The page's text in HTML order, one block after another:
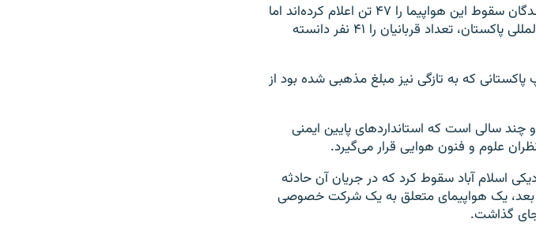
مقامات سازمان هواپیمایی پاکستان شمار کشته شدگان سقوط این هواپیما را ۴۷ تن اعلام کرده‌اند اما
یکی از اعضای هیئت مدیره شرکت هواپیمایی بین‌المللی پاکستان، تعداد قربانیان را ۴۱ نفر دانسته
که به تازگی نیز مبلغ مذهبی شده بود از
سالی است که استانداردهای پایین ایمنی
علوم و فنون هوایی قرار می‌گیرد.
نزدیکی اسلام آباد سقوط کرد که در جریان آن حادثه
سال بعد، یک هواپیمای متعلق به یک شرکت خصوصی